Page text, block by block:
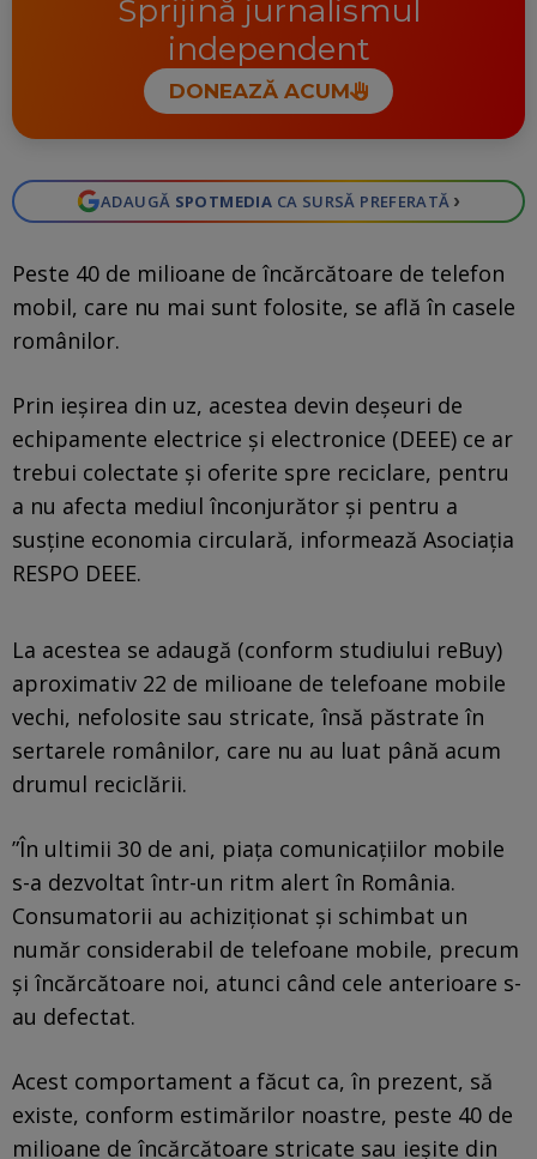
Sprijină jurnalismul
independent
DONEAZĂ ACUM
ADAUGĂ SPOTMEDIA CA SURSĂ PREFERATĂ ›
Peste 40 de milioane de încărcătoare de telefon
mobil, care nu mai sunt folosite, se află în casele
românilor.
Prin ieșirea din uz, acestea devin deșeuri de
echipamente electrice și electronice (DEEE) ce ar
trebui colectate și oferite spre reciclare, pentru
a nu afecta mediul înconjurător și pentru a
susține economia circulară, informează Asociația
RESPO DEEE.
La acestea se adaugă (conform studiului reBuy)
aproximativ 22 de milioane de telefoane mobile
vechi, nefolosite sau stricate, însă păstrate în
sertarele românilor, care nu au luat până acum
drumul reciclării.
”În ultimii 30 de ani, piața comunicațiilor mobile
s-a dezvoltat într-un ritm alert în România.
Consumatorii au achiziționat și schimbat un
număr considerabil de telefoane mobile, precum
și încărcătoare noi, atunci când cele anterioare s-
au defectat.
Acest comportament a făcut ca, în prezent, să
existe, conform estimărilor noastre, peste 40 de
milioane de încărcătoare stricate sau ieșite din